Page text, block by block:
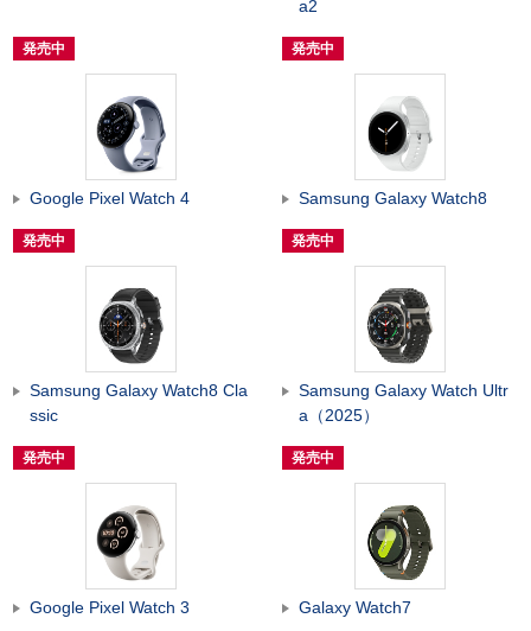
発売中
a2
発売中
Google Pixel Watch 4
発売中
Samsung Galaxy Watch8
発売中
Samsung Galaxy Watch8 Cla
ssic
発売中
Samsung Galaxy Watch Ultr
a（2025）
発売中
Google Pixel Watch 3 Galaxy Watch7